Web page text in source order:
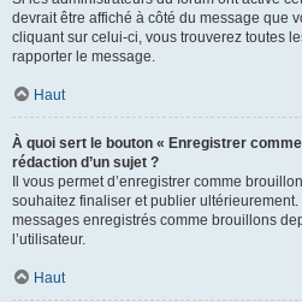
devrait être affiché à côté du message que
cliquant sur celui-ci, vous trouverez toutes
rapporter le message.
Haut
À quoi sert le bouton « Enregistrer
rédaction d’un sujet ?
Il vous permet d’enregistrer comme
souhaitez finaliser et publier
messages enregistrés comme brouillons
l’utilisateur.
Haut